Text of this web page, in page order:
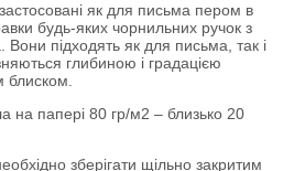
як для письма пером в
будь-яких чорнильних ручок з
підходять як для письма, так і
глибиною і градацією
блиском.
на папері 80 гр/м2 – близько 20
зберігати щільно закритим